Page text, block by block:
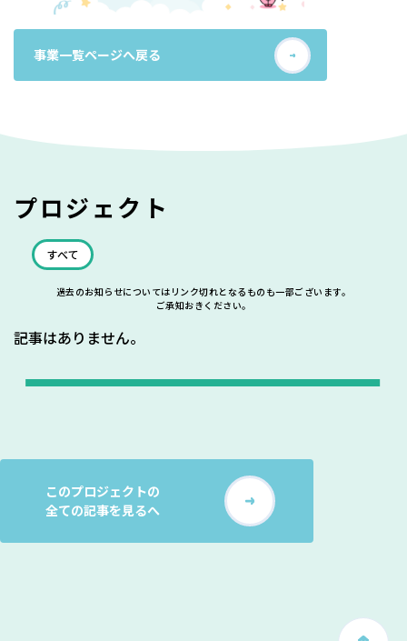
事業一覧ページへ戻る
プロジェクト
すべて
過去のお知らせについてはリンク切れとなるものも一部ございます。
ご承知おきください。
記事はありません。
このプロジェクトの
全ての記事を見るへ